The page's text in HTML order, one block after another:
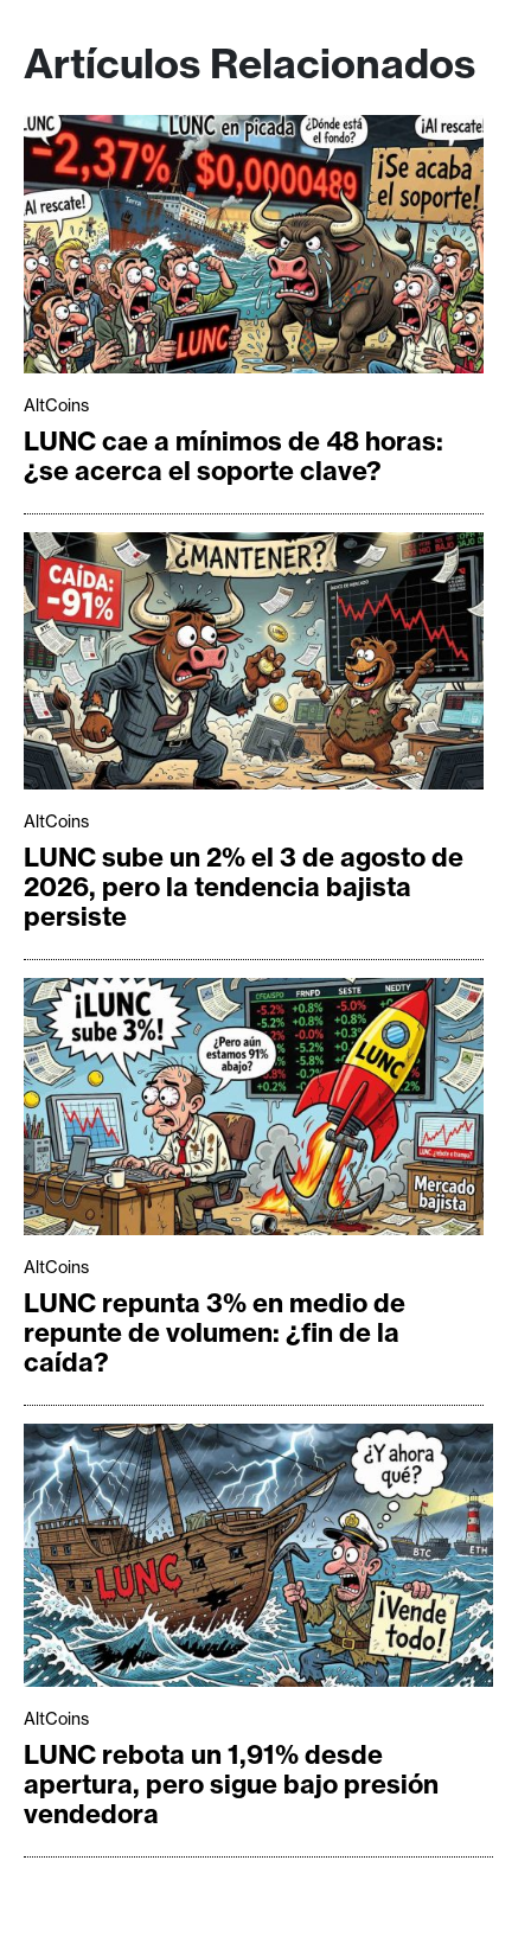
Artículos Relacionados
AltCoins
LUNC cae a mínimos de 48 horas:
¿se acerca el soporte clave?
AltCoins
LUNC sube un 2% el 3 de agosto de
2026, pero la tendencia bajista
persiste
AltCoins
LUNC repunta 3% en medio de
repunte de volumen: ¿fin de la
caída?
AltCoins
LUNC rebota un 1,91% desde
apertura, pero sigue bajo presión
vendedora